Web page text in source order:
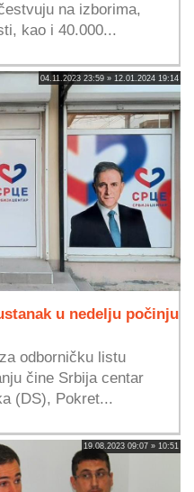
na izborima,
kao i 40.000...
04.11.2023 23:59 » 12.01.2024 19:14
u nedelju počinju
odborničku listu
čine Srbija centar
(DS), Pokret...
19.08.2023 09:07 » 10:51